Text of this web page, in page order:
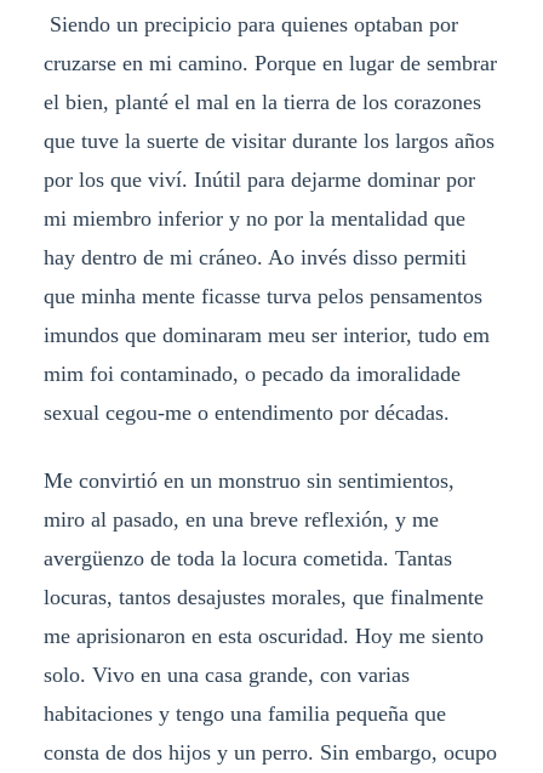
Siendo un precipicio para quienes optaban por
cruzarse en mi camino. Porque en lugar de sembrar
el bien, planté el mal en la tierra de los corazones
que tuve la suerte de visitar durante los largos años
por los que viví. Inútil para dejarme dominar por
mi miembro inferior y no por la mentalidad que
hay dentro de mi cráneo. Ao invés disso permiti
que minha mente ficasse turva pelos pensamentos
imundos que dominaram meu ser interior, tudo em
mim foi contaminado, o pecado da imoralidade
sexual cegou-me o entendimento por décadas.
Me convirtió en un monstruo sin sentimientos,
miro al pasado, en una breve reflexión, y me
avergüenzo de toda la locura cometida. Tantas
locuras, tantos desajustes morales, que finalmente
me aprisionaron en esta oscuridad. Hoy me siento
solo. Vivo en una casa grande, con varias
habitaciones y tengo una familia pequeña que
consta de dos hijos y un perro. Sin embargo, ocupo